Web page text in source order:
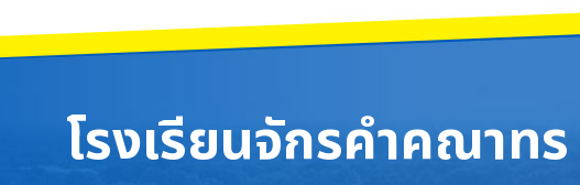
โรงเรียนจักรคำคณาท